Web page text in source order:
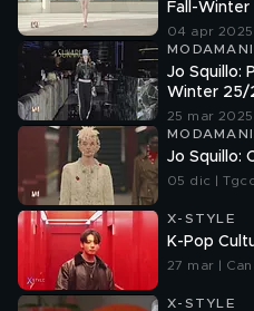
Fall-
04 apr
Jo Squillo:
Winter 25/
25 mar
Jo Squillo:
05 dic |
X-STYLE
K-Pop
27 mar |
X-STYLE